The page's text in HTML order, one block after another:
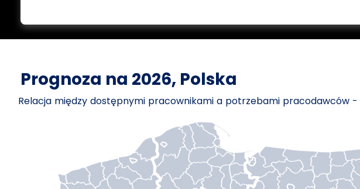
Prognoza na 2026, Polska
Relacja między dostępnymi pracownikami a potrzebami pracodawców -